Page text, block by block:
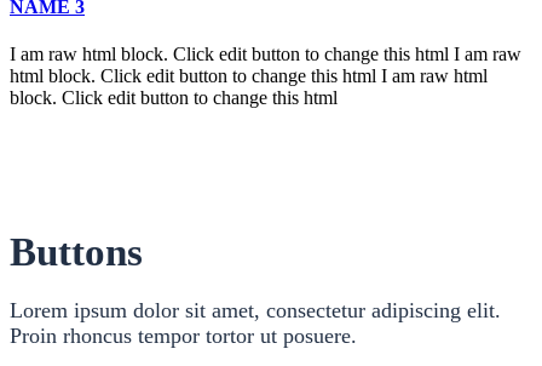
NAME 3
I am raw html block. Click edit button to change this html I am raw
html block. Click edit button to change this html I am raw html
block. Click edit button to change this html
Buttons
Lorem ipsum dolor sit amet, consectetur adipiscing elit.
Proin rhoncus tempor tortor ut posuere.